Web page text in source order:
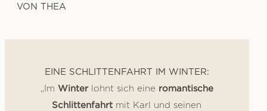
VON THEA
EINE SCHLITTENFAHRT IM WINTER:
„Im Winterlohnt sich eine romantische
Schlittenfahrt mit Karl und seinen